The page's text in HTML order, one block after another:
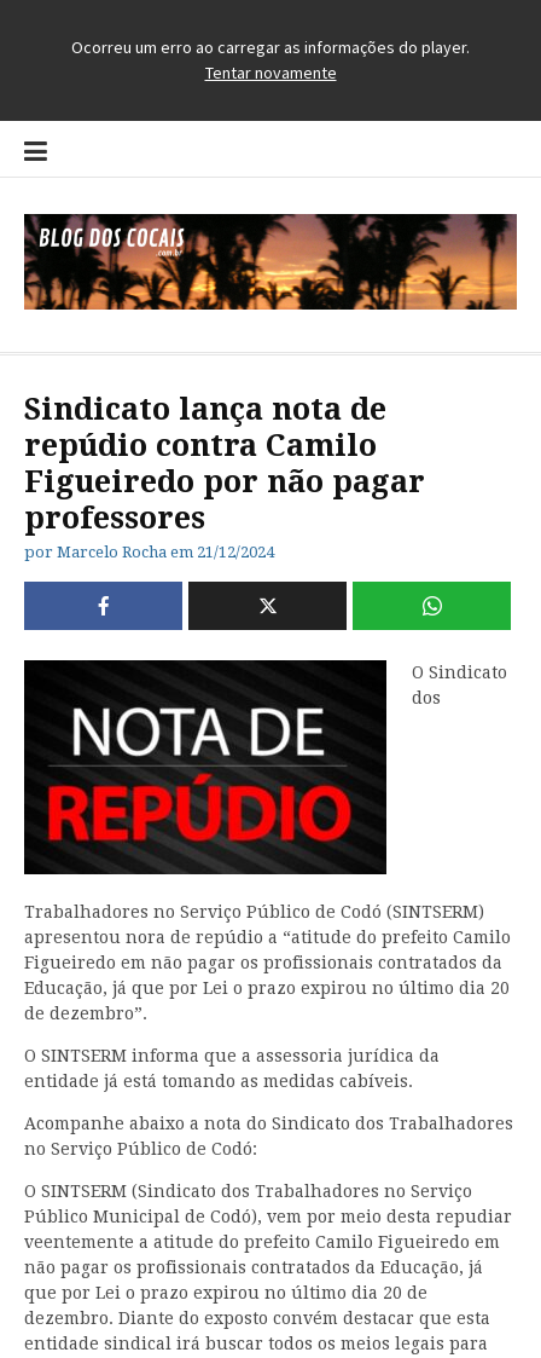
Pular
para
conteúdo
Sindicato lança nota de
repúdio contra Camilo
Figueiredo por não pagar
professores
por Marcelo Rocha em 21/12/2024
O Sindicato
dos
Trabalhadores no Serviço Público de Codó (SINTSERM)
apresentou nora de repúdio a “atitude do prefeito Camilo
Figueiredo em não pagar os profissionais contratados da
Educação, já que por Lei o prazo expirou no último dia 20
de dezembro”.
O SINTSERM informa que a assessoria jurídica da
entidade já está tomando as medidas cabíveis.
Acompanhe abaixo a nota do Sindicato dos Trabalhadores
no Serviço Público de Codó:
O SINTSERM (Sindicato dos Trabalhadores no Serviço
Público Municipal de Codó), vem por meio desta repudiar
veentemente a atitude do prefeito Camilo Figueiredo em
não pagar os profissionais contratados da Educação, já
que por Lei o prazo expirou no último dia 20 de
dezembro. Diante do exposto convém destacar que esta
entidade sindical irá buscar todos os meios legais para